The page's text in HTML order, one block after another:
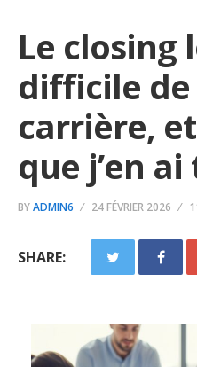
Le closing
difficile de
carrière,
que j’en
BYADMIN6 24 FÉVRIER 2026
SHARE: